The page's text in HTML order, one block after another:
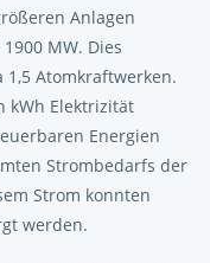
Anlagen
MW. Dies
Atomkraftwerken.
kWh Elektrizität
Energien
Strombedarfs der
Strom konnten
werden.